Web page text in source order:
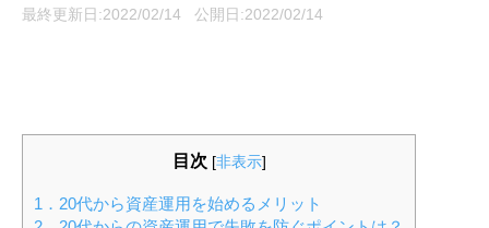
記事一覧
住宅ローンご相談店舗一覧
セミナー情報
最終更新日:2022/02/14 公開日:2022/02/14
目次 [非表示]
1．20代から資産運用を始めるメリット